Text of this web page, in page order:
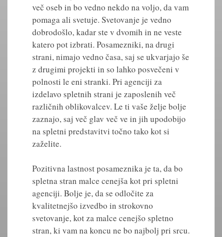
več oseb in bo vedno nekdo na voljo, da vam
pomaga ali svetuje. Svetovanje je vedno
dobrodošlo, kadar ste v dvomih in ne veste
katero pot izbrati. Posamezniki, na drugi
strani, nimajo vedno časa, saj se ukvarjajo še
z drugimi projekti in so lahko posvečeni v
polnosti le eni stranki. Pri agenciji za
izdelavo spletnih strani je zaposlenih več
različnih oblikovalcev. Le ti vaše želje bolje
zaznajo, saj več glav več ve in jih upodobijo
na spletni predstavitvi točno tako kot si
zaželite.
Pozitivna lastnost posameznika je ta, da bo
spletna stran malce cenejša kot pri spletni
agenciji. Bolje je, da se odločite za
kvalitetnejšo izvedbo in strokovno
svetovanje, kot za malce cenejšo spletno
stran, ki vam na koncu ne bo najbolj pri srcu.